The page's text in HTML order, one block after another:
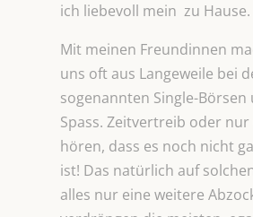
ich liebevoll mein zu Hause.
Mit meinen Freundinnen
uns oft aus Langeweile bei
sogenannten Single-Börsen
Spass. Zeitvertreib oder nur
hören, dass es noch nicht
ist! Das natürlich auf
alles nur eine weitere